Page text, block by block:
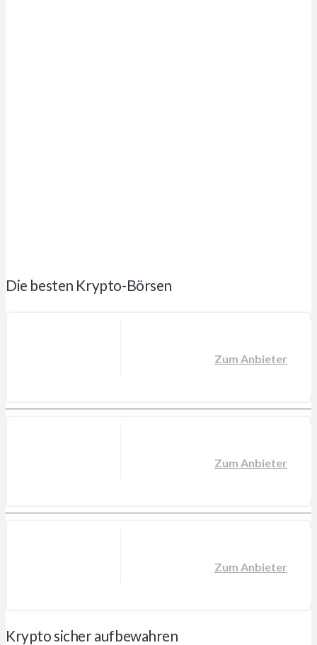
Die besten Krypto-Börsen
Zum Anbieter
Zum Anbieter
Zum Anbieter
Krypto sicher aufbewahren